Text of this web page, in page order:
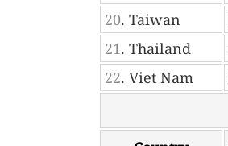
20. Taiwan
21. Thailand
22. Viet Nam